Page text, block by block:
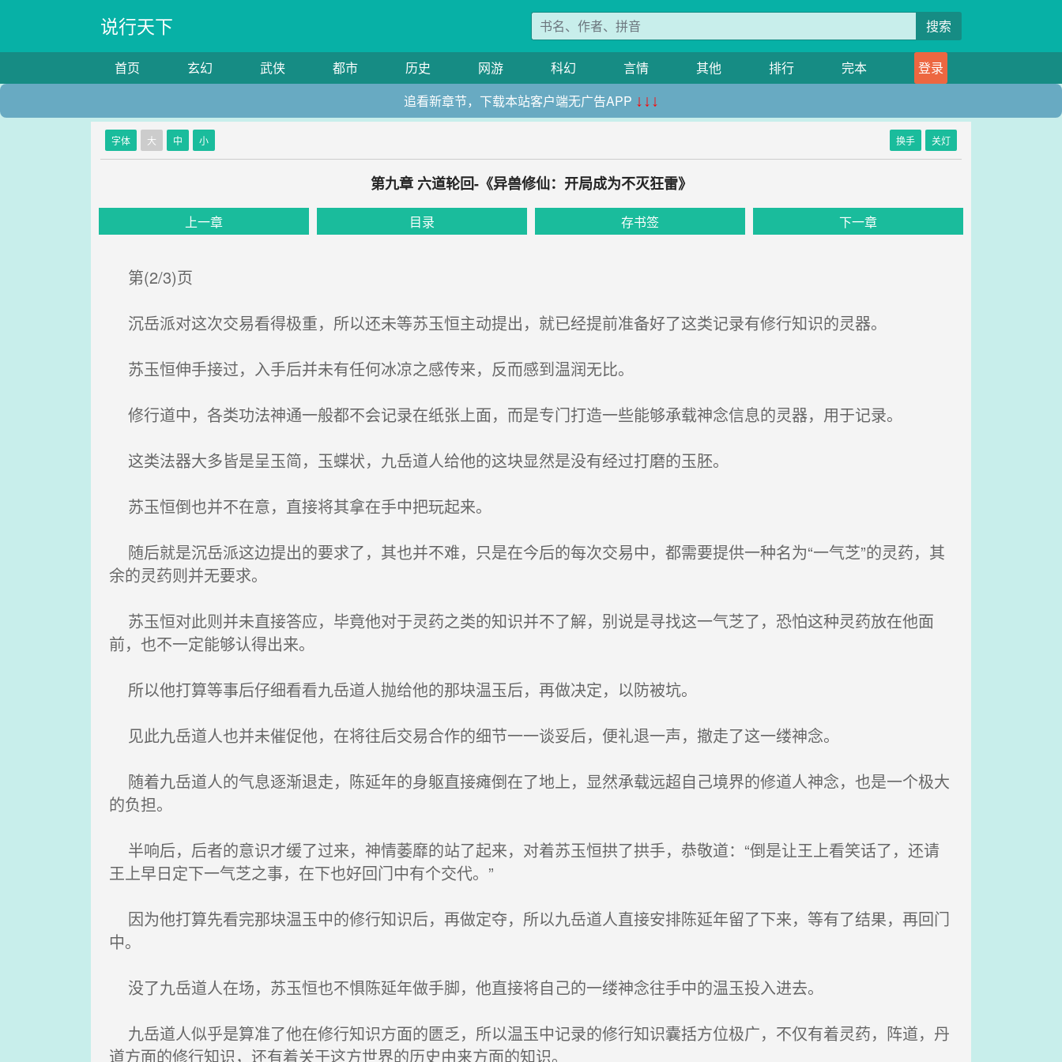
说行天下 搜索
首页 玄幻 武侠 都市 历史 网游 科幻 言情 其他 排行 完本
登录
追看新章节，下载本站客户端无广告APP ↓↓↓
字体 大 中 小 换手 关灯
第九章 六道轮回-《异兽修仙：开局成为不灭狂雷》
上一章 目录 存书签 下一章
第(2/3)页
沉岳派对这次交易看得极重，所以还未等苏玉恒主动提出，就已经提前准备好了这类记录有修行知识的灵器。
苏玉恒伸手接过，入手后并未有任何冰凉之感传来，反而感到温润无比。
修行道中，各类功法神通一般都不会记录在纸张上面，而是专门打造一些能够承载神念信息的灵器，用于记录。
这类法器大多皆是呈玉简，玉蝶状，九岳道人给他的这块显然是没有经过打磨的玉胚。
苏玉恒倒也并不在意，直接将其拿在手中把玩起来。
随后就是沉岳派这边提出的要求了，其也并不难，只是在今后的每次交易中，都需要提供一种名为“一气芝”的灵药，其
余的灵药则并无要求。
苏玉恒对此则并未直接答应，毕竟他对于灵药之类的知识并不了解，别说是寻找这一气芝了，恐怕这种灵药放在他面
前，也不一定能够认得出来。
所以他打算等事后仔细看看九岳道人抛给他的那块温玉后，再做决定，以防被坑。
见此九岳道人也并未催促他，在将往后交易合作的细节一一谈妥后，便礼退一声，撤走了这一缕神念。
随着九岳道人的气息逐渐退走，陈延年的身躯直接瘫倒在了地上，显然承载远超自己境界的修道人神念，也是一个极大
的负担。
半响后，后者的意识才缓了过来，神情萎靡的站了起来，对着苏玉恒拱了拱手，恭敬道：“倒是让王上看笑话了，还请
王上早日定下一气芝之事，在下也好回门中有个交代。”
因为他打算先看完那块温玉中的修行知识后，再做定夺，所以九岳道人直接安排陈延年留了下来，等有了结果，再回门
中。
没了九岳道人在场，苏玉恒也不惧陈延年做手脚，他直接将自己的一缕神念往手中的温玉投入进去。
九岳道人似乎是算准了他在修行知识方面的匮乏，所以温玉中记录的修行知识囊括方位极广，不仅有着灵药，阵道，丹
道方面的修行知识，还有着关于这方世界的历史由来方面的知识。